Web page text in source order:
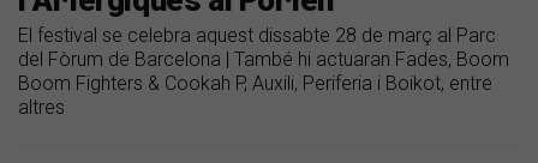
El festival se celebra aquest dissabte 28 de març al Parc
del Fòrum de Barcelona | També hi actuaran Fades, Boom
Boom Fighters & Cookah P, Auxili, Periferia i Boikot, entre
altres